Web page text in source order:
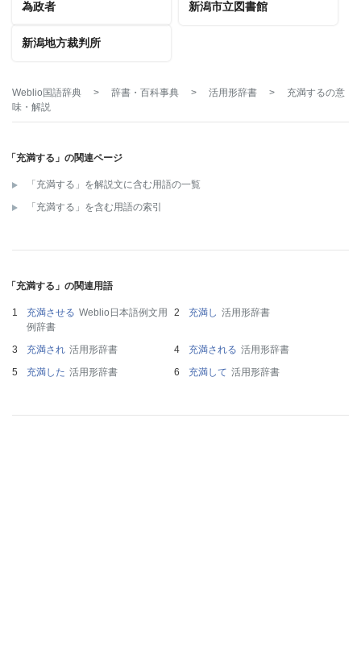
為政者 新潟市立図書館
新潟地方裁判所
Weblio国語辞典 > 辞書・百科事典 > 活用形辞書 > 充満するの意
味・解説
「充満する」の関連ページ
「充満する」を解説文に含む用語の一覧
「充満する」を含む用語の索引
「充満する」の関連用語
充満させる Weblio日本語例文用
例辞書
充満し 活用形辞書
充満され 活用形辞書 充満される 活用形辞書
充満した 活用形辞書 充満して 活用形辞書